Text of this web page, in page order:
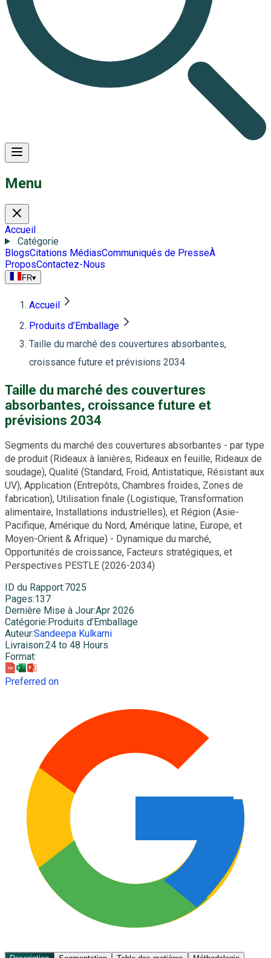
Menu
Accueil
Catégorie
BlogsCitations MédiasCommuniqués de PresseÀ
ProposContactez-Nous
FR▾
Accueil
Produits d’Emballage
Taille du marché des couvertures absorbantes,
croissance future et prévisions 2034
Taille du marché des couvertures
absorbantes, croissance future et
prévisions 2034
Segments du marché des couvertures absorbantes - par type
de produit (Rideaux à lanières, Rideaux en feuille, Rideaux de
soudage), Qualité (Standard, Froid, Antistatique, Résistant aux
UV), Application (Entrepôts, Chambres froides, Zones de
fabrication), Utilisation finale (Logistique, Transformation
alimentaire, Installations industrielles), et Région (Asie-
Pacifique, Amérique du Nord, Amérique latine, Europe, et
Moyen-Orient & Afrique) - Dynamique du marché,
Opportunités de croissance, Facteurs stratégiques, et
Perspectives PESTLE (2026-2034)
ID du Rapport:7025
Pages:137
Dernière Mise à Jour:Apr 2026
Catégorie: Produits d’Emballage
Auteur:Sandeepa Kulkarni
Livraison:24 to 48 Hours
Format:
Preferred on